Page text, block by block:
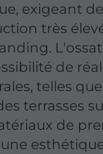
exigeant
très
de
telles
terrasses
de